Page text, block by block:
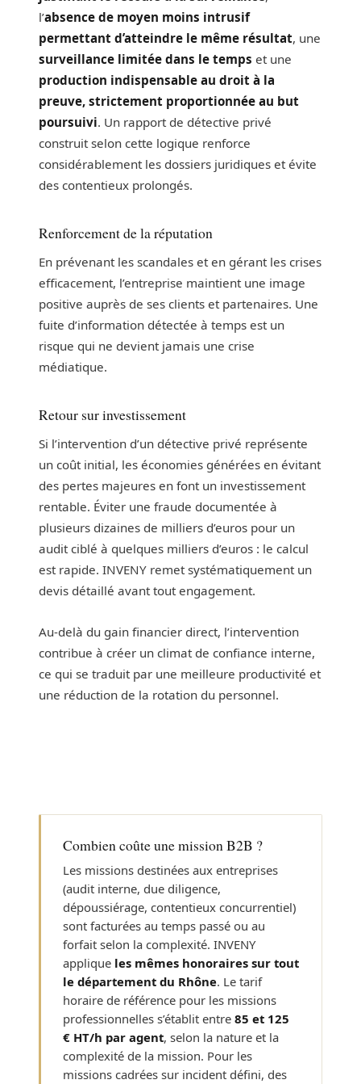
l’absence de moyen moins intrusif
permettant d’atteindre le même résultat, une
surveillance limitée dans le temps et une
production indispensable au droit à la
preuve, strictement proportionnée au but
poursuivi. Un rapport de détective privé
construit selon cette logique renforce
considérablement les dossiers juridiques et évite
des contentieux prolongés.
Renforcement de la réputation
En prévenant les scandales et en gérant les crises
efficacement, l’entreprise maintient une image
positive auprès de ses clients et partenaires. Une
fuite d’information détectée à temps est un
risque qui ne devient jamais une crise
médiatique.
Retour sur investissement
Si l’intervention d’un détective privé représente
un coût initial, les économies générées en évitant
des pertes majeures en font un investissement
rentable. Éviter une fraude documentée à
plusieurs dizaines de milliers d’euros pour un
audit ciblé à quelques milliers d’euros : le calcul
est rapide. INVENY remet systématiquement un
devis détaillé avant tout engagement.
Au-delà du gain financier direct, l’intervention
contribue à créer un climat de confiance interne,
ce qui se traduit par une meilleure productivité et
une réduction de la rotation du personnel.
Combien coûte une mission B2B ?
Les missions destinées aux entreprises
(audit interne, due diligence,
dépoussiérage, contentieux concurrentiel)
sont facturées au temps passé ou au
forfait selon la complexité. INVENY
applique les mêmes honoraires sur tout
le département du Rhône. Le tarif
horaire de référence pour les missions
professionnelles s’établit entre85 et 125
€ HT/h par agent, selon la nature et la
complexité de la mission. Pour les
missions cadrées sur incident défini, des